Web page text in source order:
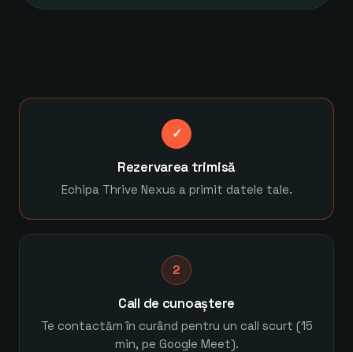
✓
Rezervarea trimisă
Echipa Thrive Nexus a primit datele tale.
2
Call de cunoaștere
Te contactăm în curând pentru un call scurt (15
min, pe Google Meet).